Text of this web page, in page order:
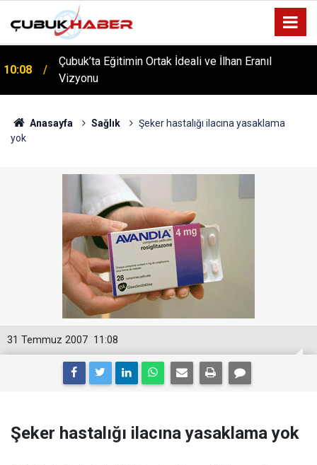
Çubuk’ta Eğitimin Ortak İdeali ve İlhan Eranıl
Vizyonu
12:06
ÇUBUK’TA ‘YAZA MERHABA’ COŞKUSU: Kursiyerler
Gönüllerince Eğlendi!
Anasayfa Sağlık
Şeker hastalığı ilacına yasaklama
yok
11:08
31 Temmuz 2007
Şeker hastalığı ilacına yasaklama yok